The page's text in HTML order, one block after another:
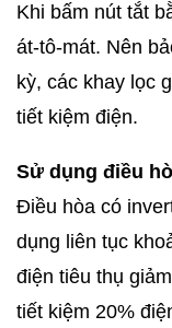
Khi bấm nút tắt
át-tô-mát. Nên
kỳ, các khay lọc
tiết kiệm điện.
Sử dụng điều
Điều hòa có
dụng liên tục
điện tiêu thụ
tiết kiệm 20%